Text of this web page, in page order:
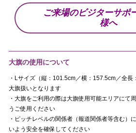
ご来場のビジターサポ
様へ
大旗の使用について
・Lサイズ（縦：101.5cm／横：157.5cm／全
大旗扱いとなります
・大旗をご利用の際は大旗使用可能エリアにて
うご使用ください
・ピッチレベルの関係者（報道関係者等含む）
いよう安全を確保してください